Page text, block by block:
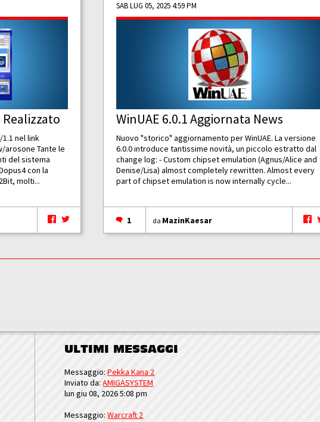
nel link
arosone Tante le
del sistema
con la
molti...
SAB LUG 05, 2025 4:59 PM
WinUAE 6.0.1 Aggiornata News
Nuovo "storico" aggiornamento per WinUAE. La versione
6.0.0 introduce tantissime novità, un piccolo estratto dal
change log: - Custom chipset emulation (Agnus/Alice and
Denise/Lisa) almost completely rewritten. Almost every
part of chipset emulation is now internally cycle...
1 da MazinKaesar
ULTIMI MESSAGGI
Messaggio:Pekka Kana 2
Inviato da:AMIGASYSTEM
lun giu 08, 2026 5:08 pm
Messaggio:Warcraft 2